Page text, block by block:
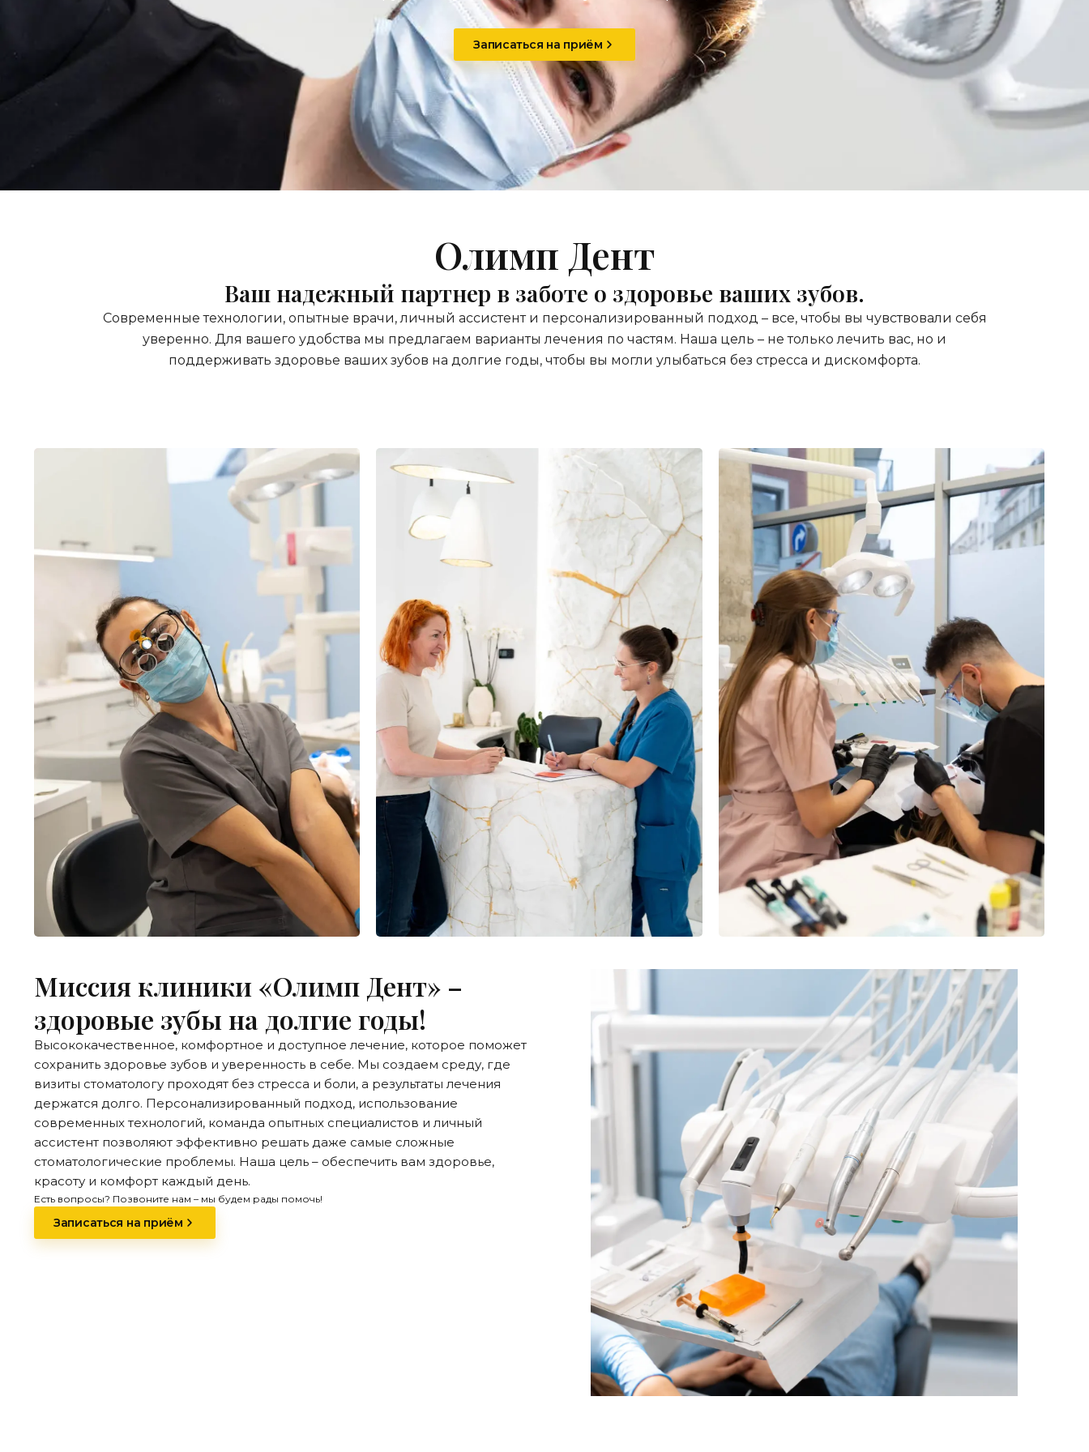
Записаться на приём
Олимп Дент
Ваш надежный партнер в заботе о здоровье ваших зубов.
Современные технологии, опытные врачи, личный ассистент и персонализированный подход – все, чтобы вы чувствовали себя
уверенно. Для вашего удобства мы предлагаем варианты лечения по частям. Наша цель – не только лечить вас, но и
поддерживать здоровье ваших зубов на долгие годы, чтобы вы могли улыбаться без стресса и дискомфорта.
Миссия клиники «Олимп Дент» –
здоровые зубы на долгие годы!
Высококачественное, комфортное и доступное лечение, которое поможет
сохранить здоровье зубов и уверенность в себе. Мы создаем среду, где
визиты стоматологу проходят без стресса и боли, а результаты лечения
держатся долго. Персонализированный подход, использование
современных технологий, команда опытных специалистов и личный
ассистент позволяют эффективно решать даже самые сложные
стоматологические проблемы. Наша цель – обеспечить вам здоровье,
красоту и комфорт каждый день.
Есть вопросы? Позвоните нам – мы будем рады помочь!
Записаться на приём